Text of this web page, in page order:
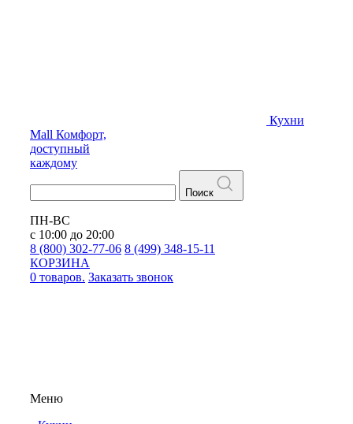
Кухни
Mall Комфорт,
доступный
каждому
Поиск
ПН-ВС
с 10:00 до 20:00
8 (800) 302-77-06 8 (499) 348-15-11
КОРЗИНА
0 товаров. Заказать звонок
Меню